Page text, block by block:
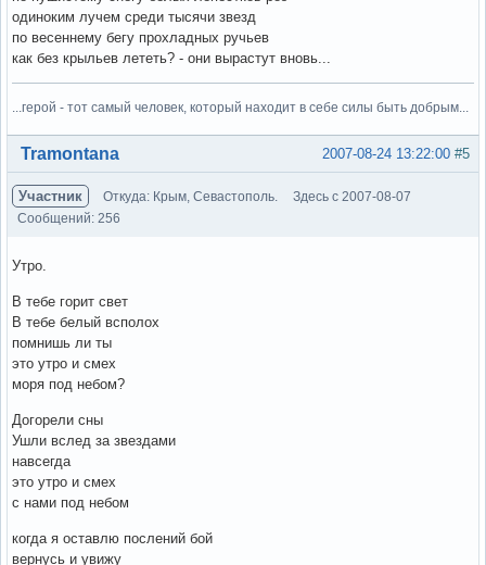
одиноким лучем среди тысячи звезд
по весеннему бегу прохладных ручьев
как без крыльев лететь? - они вырастут вновь...
...герой - тот самый человек, который находит в себе силы быть добрым...
Вне форума #5
2007-08-24 13:22:00
Tramontana
Участник Откуда: Крым, Севастополь.
Здесь с 2007-08-07
Сообщений: 256
Утро.
В тебе горит свет
В тебе белый всполох
помнишь ли ты
это утро и смех
моря под небом?
Догорели сны
Ушли вслед за звездами
навсегда
это утро и смех
с нами под небом
когда я оставлю послений бой
вернусь и увижу